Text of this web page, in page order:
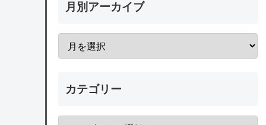
月別アーカイブ
カテゴリー